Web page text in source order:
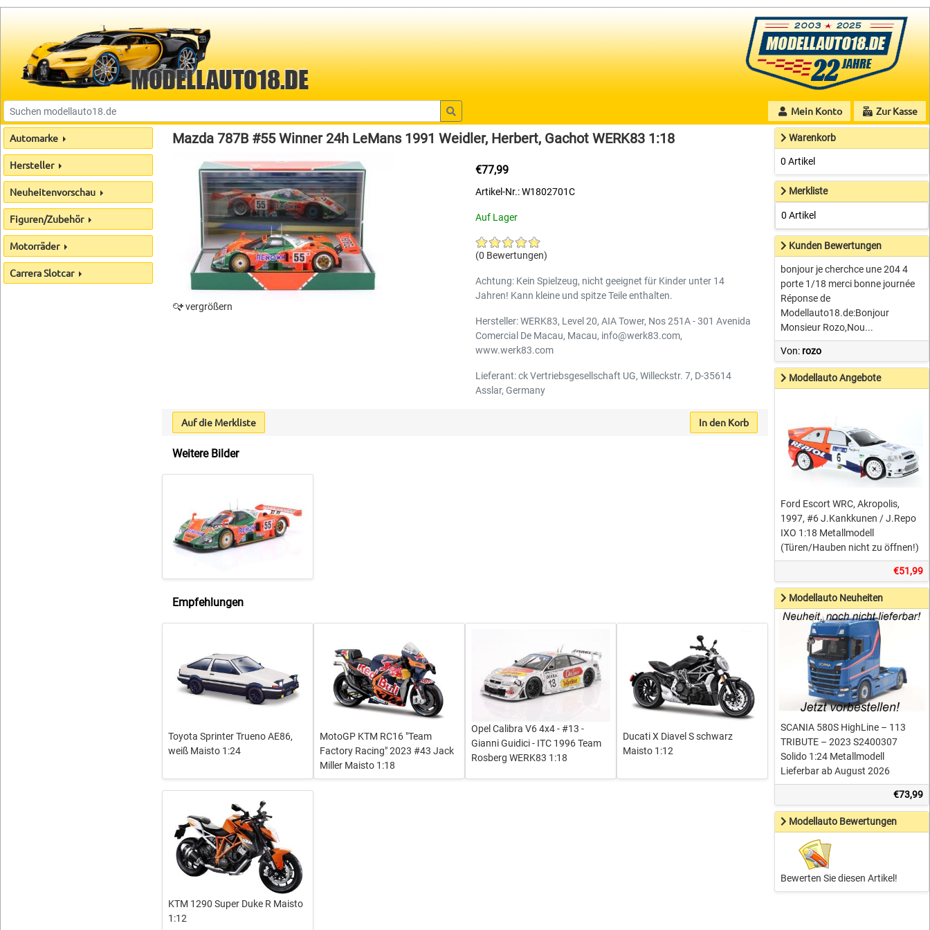
Mein Konto Zur Kasse
Automarke
Hersteller
Neuheitenvorschau
Figuren/Zubehör
Motorräder
Carrera Slotcar
Mazda 787B #55 Winner 24h LeMans 1991 Weidler, Herbert, Gachot WERK83 1:18
vergrößern
€77,99
Artikel-Nr.: W1802701C
Auf Lager
(0 Bewertungen)
Achtung: Kein Spielzeug, nicht geeignet für Kinder unter 14
Jahren! Kann kleine und spitze Teile enthalten.
Hersteller: WERK83, Level 20, AIA Tower, Nos 251A - 301 Avenida
Comercial De Macau, Macau, info@werk83.com,
www.werk83.com
Lieferant: ck Vertriebsgesellschaft UG, Willeckstr. 7, D-35614
Asslar, Germany
Auf die Merkliste In den Korb
Weitere Bilder
Empfehlungen
Toyota Sprinter Trueno AE86,
weiß Maisto 1:24
MotoGP KTM RC16 "Team
Factory Racing" 2023 #43 Jack
Miller Maisto 1:18
Opel Calibra V6 4x4 - #13 -
Gianni Guidici - ITC 1996 Team
Rosberg WERK83 1:18
Ducati X Diavel S schwarz
Maisto 1:12
KTM 1290 Super Duke R Maisto
1:12
Warenkorb
0 Artikel
Merkliste
0 Artikel
Kunden Bewertungen
bonjour je cherchce une 204 4
porte 1/18 merci bonne journée
Réponse de
Modellauto18.de:Bonjour
Monsieur Rozo,Nou...
Von: rozo
Modellauto Angebote
Ford Escort WRC, Akropolis,
1997, #6 J.Kankkunen / J.Repo
IXO 1:18 Metallmodell
(Türen/Hauben nicht zu öffnen!)
€51,99
Modellauto Neuheiten
SCANIA 580S HighLine – 113
TRIBUTE – 2023 S2400307
Solido 1:24 Metallmodell
Lieferbar ab August 2026
€73,99
Modellauto Bewertungen
Bewerten Sie diesen Artikel!